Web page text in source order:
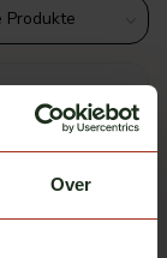
Over